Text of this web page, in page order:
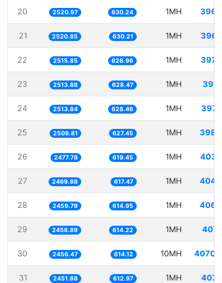
20 2520.97 630.24 1MH
21 2520.85 630.21 1MH
22 2515.85 628.96 1MH
23 2513.88 628.47 1MH
24 2513.84 628.46 1MH
25 2509.81 627.45 1MH
26 2477.78 619.45 1MH
27 2469.88 617.47 1MH
28 2459.79 614.95 1MH
29 2456.89 614.22 1MH
30 2456.47 614.12 10MH
31 2451.88 612.97 1MH